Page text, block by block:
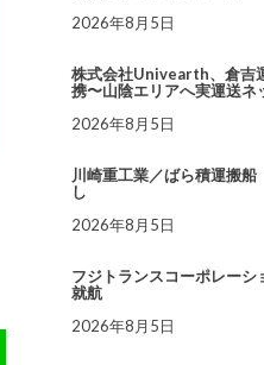
2026年8月5日
株式会社Univearth、倉吉
携〜山陰エリアへ実運送ネ
2026年8月5日
川崎重工業／ばら積運搬
し
2026年8月5日
フジトランスコーポレーシ
就航
2026年8月5日